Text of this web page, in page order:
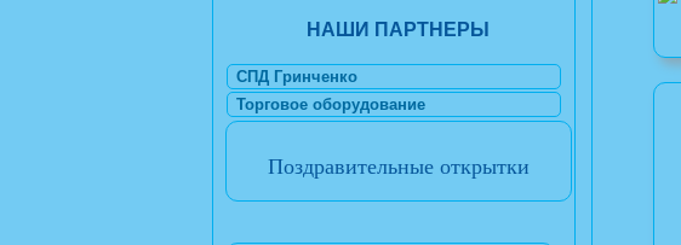
НАШИ ПАРТНЕРЫ
СПД Гринченко
Торговое оборудование
Поздравительные открытки